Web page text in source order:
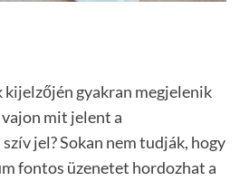
gyakran megjelenik
vajon mit jelent a
jel? Sokan nem tudják, hogy
fontos üzenetet hordozhat a